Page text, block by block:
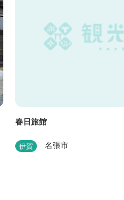
春日旅館
伊賀 名張市